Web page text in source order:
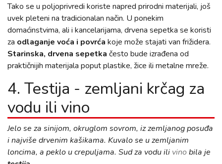
Tako se u poljoprivredi koriste napred prirodni materijali, još
uvek pleteni na tradicionalan način. U ponekim
domaćinstvima, ali i kancelarijama, drvena sepetka se koristi
za odlaganje voća i povrća koje može stajati van frižidera.
Starinska, drvena sepetka često bude izrađena od
praktičnijih materijala poput plastike, žice ili metalne mreže.
4. Testija - zemljani krčag za
vodu ili vino
Jelo se za sinijom, okruglom sovrom, iz zemljanog posuđa
i najviše drvenim kašikama. Kuvalo se u zemljanim
loncima, a peklo u crepuljama. Sud za vodu ili vinobila je